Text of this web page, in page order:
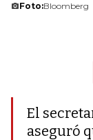
Foto:Bloomberg
El
aseguró